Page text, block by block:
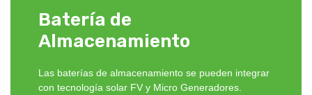
Batería de
Almacenamiento
Las baterías de almacenamiento se pueden integrar
con tecnología solar FV y Micro Generadores.